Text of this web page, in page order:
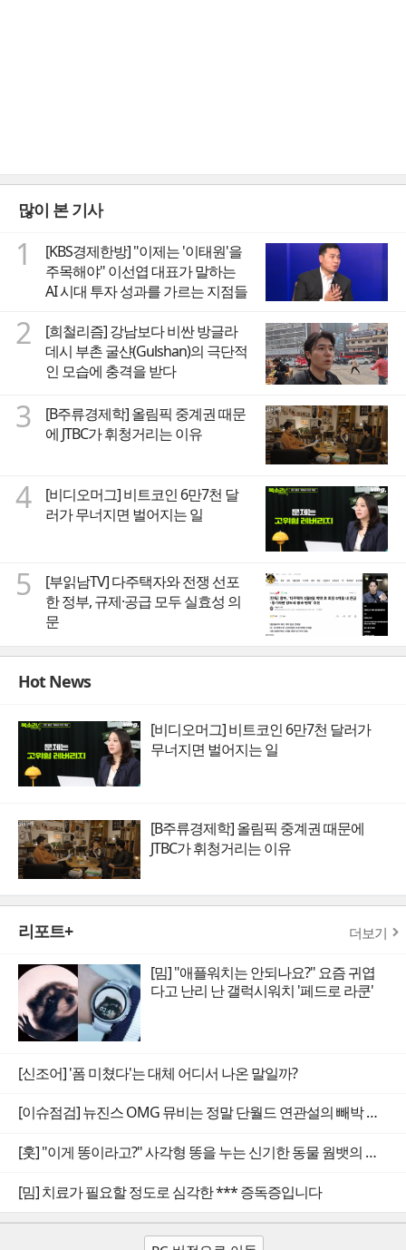
많이 본 기사
1
[KBS경제한방] "이제는 '이태원'을
주목해야" 이선엽 대표가 말하는
AI 시대 투자 성과를 가르는 지점들
2
[희철리즘] 강남보다 비싼 방글라
데시 부촌 굴샨(Gulshan)의 극단적
인 모습에 충격을 받다
3
[B주류경제학] 올림픽 중계권 때문
에 JTBC가 휘청거리는 이유
4
[비디오머그] 비트코인 6만7천 달
러가 무너지면 벌어지는 일
5
[부읽남TV] 다주택자와 전쟁 선포
한 정부, 규제·공급 모두 실효성 의
문
Hot News
[비디오머그] 비트코인 6만7천 달러가
무너지면 벌어지는 일
[B주류경제학] 올림픽 중계권 때문에
JTBC가 휘청거리는 이유
리포트+ 더보기
[밈] "애플워치는 안되나요?" 요즘 귀엽
다고 난리 난 갤럭시워치 '페드로 라쿤'
[신조어] '폼 미쳤다'는 대체 어디서 나온 말일까?
[이슈점검] 뉴진스 OMG 뮤비는 정말 단월드 연관설의 빼박 증거일까
[훗] "이게 똥이라고?" 사각형 똥을 누는 신기한 동물 웜뱃의 비밀
[밈] 치료가 필요할 정도로 심각한 *** 증독증입니다